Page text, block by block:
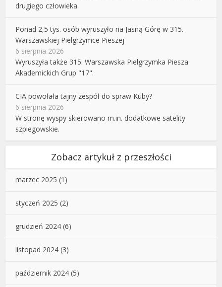
drugiego człowieka.
Ponad 2,5 tys. osób wyruszyło na Jasną Górę w 315.
Warszawskiej Pielgrzymce Pieszej
6 sierpnia 2026
Wyruszyła także 315. Warszawska Pielgrzymka Piesza
Akademickich Grup "17".
CIA powołała tajny zespół do spraw Kuby?
6 sierpnia 2026
W stronę wyspy skierowano m.in. dodatkowe satelity
szpiegowskie.
Zobacz artykuł z przeszłości
marzec 2025 (1)
styczeń 2025 (2)
grudzień 2024 (6)
listopad 2024 (3)
październik 2024 (5)